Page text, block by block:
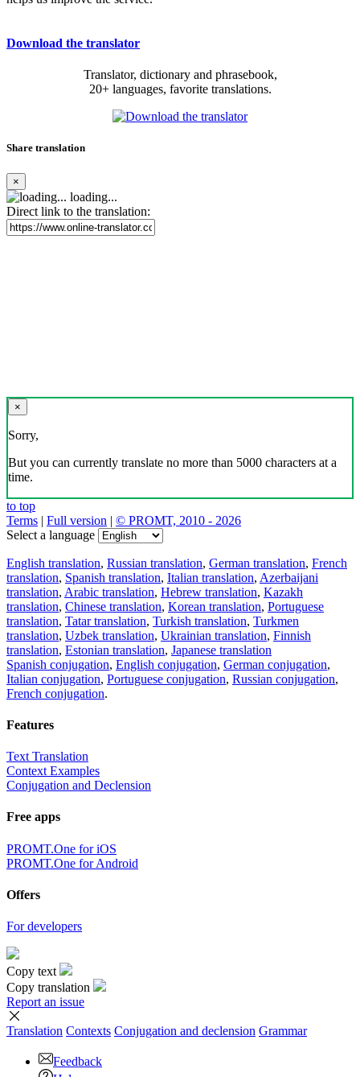
Download the translator
Translator, dictionary and phrasebook,
20+ languages, favorite translations.
Share translation
×
loading...
Direct link to the translation:
×
Sorry,
But you can currently translate no more than 5000 characters at a
time.
to top
Terms | Full version | © PROMT, 2010 - 2026
Select a language
English translation, Russian translation, German translation, French
translation, Spanish translation, Italian translation, Azerbaijani
translation, Arabic translation, Hebrew translation, Kazakh
translation, Chinese translation, Korean translation, Portuguese
translation, Tatar translation, Turkish translation, Turkmen
translation, Uzbek translation, Ukrainian translation, Finnish
translation, Estonian translation, Japanese translation
Spanish conjugation, English conjugation, German conjugation,
Italian conjugation, Portuguese conjugation, Russian conjugation,
French conjugation.
Features
Text Translation
Context Examples
Conjugation and Declension
Free apps
PROMT.One for iOS
PROMT.One for Android
Offers
For developers
Copy text
Copy translation
Report an issue
Translation Contexts Conjugation and declension Grammar
Feedback